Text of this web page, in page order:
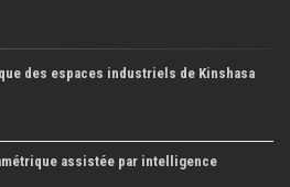
des espaces industriels de Kinshasa
assistée par intelligence